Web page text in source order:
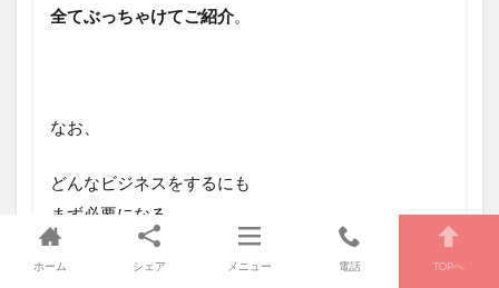
全てぶっちゃけてご紹介。
なお、
どんなビジネスをするにも
まず必要になる
マーケティングの基礎知識が学べる
ホーム シェア メニュー 電話 TOPへ